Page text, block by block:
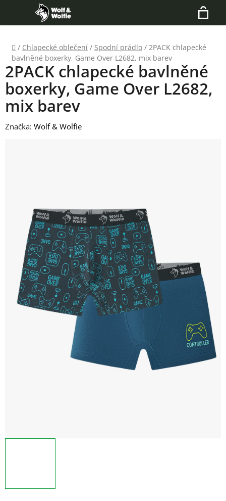
obsah
Hledat
Domů
/ Chlapecké oblečení / Spodní prádlo / 2PACK chlapecké
bavlněné boxerky, Game Over L2682, mix barev
2PACK chlapecké bavlněné
boxerky, Game Over L2682,
mix barev
Značka: Wolf & Wolfie